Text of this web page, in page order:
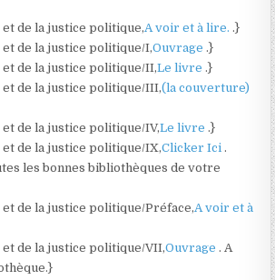
et de la justice politique,A voir et à lire..}
et de la justice politique/I,Ouvrage.}
et de la justice politique/II,Le livre.}
et de la justice politique/III,(la couverture)
de la justice politique/IV,Le livre.}
et de la justice politique/IX,Clicker Ici.
les bonnes bibliothèques de votre
et de la justice politique/Préface,A voir et à
et de la justice politique/VII,Ouvrage. A